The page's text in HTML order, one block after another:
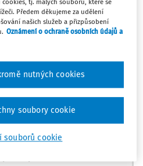
předplatné? Přihlaste se
jen začátek…
jen pro předplatitele.
se a získejte
tj. malých souborů, které se
Předem děkujeme za udělení
našich služeb a přizpůsobení
Oznámení o ochraně osobních údajů a
souborů cookie
nutných cookies
soubory cookie